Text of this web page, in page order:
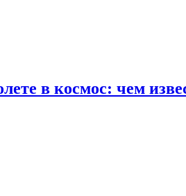
в космос: чем